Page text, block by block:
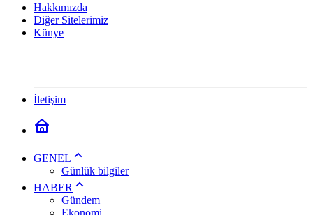
Hakkımızda
Diğer Sitelerimiz
Künye
İletişim
GENEL
Günlük bilgiler
HABER
Gündem
Ekonomi